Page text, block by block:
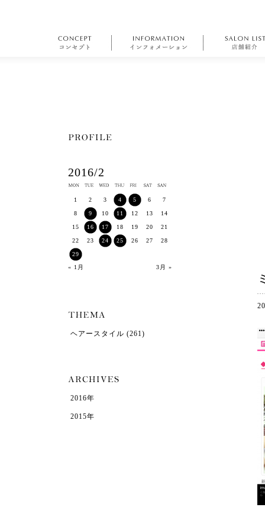
2016/2
« 1月 3月 »
1 2 3 4 5 6 7
8 9 10 11 12 13 14
15 16 17 18 19 20 21
22 23 24 25 26 27 28
29
ヘアースタイル (261)
2016年
2015年